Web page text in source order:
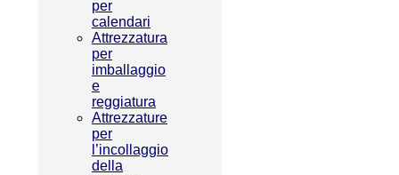
per
calendari
Attrezzatura
per
imballaggio
e
reggiatura
Attrezzature
per
l’incollaggio
della